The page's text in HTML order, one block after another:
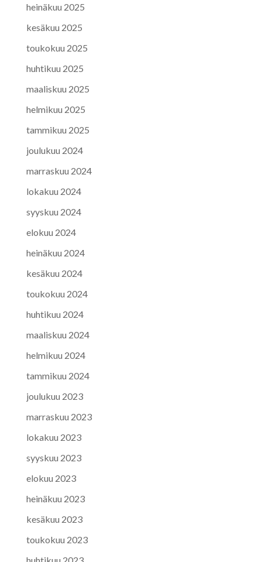
heinäkuu 2025
kesäkuu 2025
toukokuu 2025
huhtikuu 2025
maaliskuu 2025
helmikuu 2025
tammikuu 2025
joulukuu 2024
marraskuu 2024
lokakuu 2024
syyskuu 2024
elokuu 2024
heinäkuu 2024
kesäkuu 2024
toukokuu 2024
huhtikuu 2024
maaliskuu 2024
helmikuu 2024
tammikuu 2024
joulukuu 2023
marraskuu 2023
lokakuu 2023
syyskuu 2023
elokuu 2023
heinäkuu 2023
kesäkuu 2023
toukokuu 2023